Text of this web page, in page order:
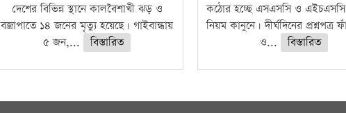
দেশের বিভিন্ন স্থানে কালবৈশাখী ঝড় ও
বজ্রাপাতে ১৪ জনের মৃত্যু হয়েছে। গাইবান্ধায়
৫ জন,...
বিস্তারিত
কঠোর হচ্ছে এসএসসি ও এইচএসসি
নিয়ম কানুনে। দীর্ঘদিনের
ও...
বিস্তারিত